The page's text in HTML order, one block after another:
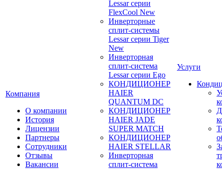
Компания
О компании
История
Лицензии
Партнеры
Сотрудники
Отзывы
Вакансии
Lessar серии
FlexCool New
Инверторные
сплит-системы
Lessar серии Tiger
New
Инверторная
сплит-система
Lessar серии Ego
КОНДИЦИОНЕР
HAIER
QUANTUM DC
КОНДИЦИОНЕР
HAIER JADE
SUPER MATCH
КОНДИЦИОНЕР
HAIER STELLAR
Инверторная
сплит-система
Услуги